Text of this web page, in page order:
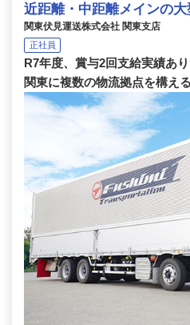
近距離・中距離メインの
関東伏見運送株式会社 関東支店
正社員
R7年度、賞与2回支給実績あ
関東に複数の物流拠点を構え